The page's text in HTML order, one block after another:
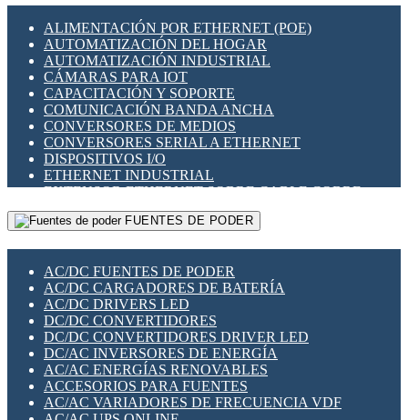
SENSORES INDUCTIVOS
TEMPORIZADORES
VARIACS
VARIADORES DE FRECUENCIA [VDF]
SECCIONADORES - INTERRUPTORES
MAQUINARIA
HERRAMIENTAS VARIAS
ILUMINACIÓN LED
INTERRUPTORES REED
INTERFACES DE RELÉ
OTROS RELÉS
PROTECCIÓN TÉRMICA
RELÉS AUTOMOTRICES
RELÉS DE SEÑAL
RELÉS DE ESTADO SÓLIDO SSR
RELÉS INDUSTRIALES
RELÉS MINIATURA DE POTENCIA
SENSORES MAGNÉTICOS
SWITCH Y MICROSWITCH
TARJETAS PI
UNIÓN Y DERIVACIÓN DE CABLE
ALIMENTACIÓN POR ETHERNET (POE)
AUTOMATIZACIÓN DEL HOGAR
AUTOMATIZACIÓN INDUSTRIAL
CÁMARAS PARA IOT
CAPACITACIÓN Y SOPORTE
COMUNICACIÓN BANDA ANCHA
CONVERSORES DE MEDIOS
CONVERSORES SERIAL A ETHERNET
DISPOSITIVOS I/O
ETHERNET INDUSTRIAL
EXTENSOR ETHERNET SOBRE CABLE COBRE
GATEWAY LORAWAN
GESTIÓN DE REDES
PLACAS MODULARES IOT
SWITCHES Y REDES WIFI
SOLUCIONES IOT
SOLUCIONES LORAWAN
SOLUCIONES RED CELULAR
SEGURIDAD PARA REDES
SWITCHES LAN
TELEFONÍA IP (VOIP)
VIGILANCIA IP (CCTV)
FUENTES DE PODER
AC/DC FUENTES DE PODER
AC/DC CARGADORES DE BATERÍA
AC/DC DRIVERS LED
DC/DC CONVERTIDORES
DC/DC CONVERTIDORES DRIVER LED
DC/AC INVERSORES DE ENERGÍA
AC/AC ENERGÍAS RENOVABLES
ACCESORIOS PARA FUENTES
AC/AC VARIADORES DE FRECUENCIA VDF